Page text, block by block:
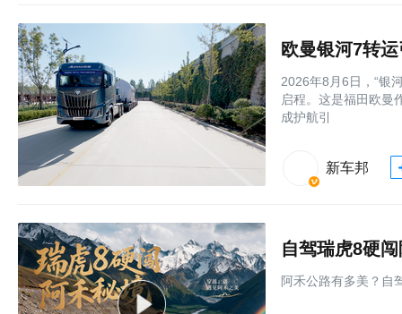
欧曼银河7转
2026年8月6日，“银
启程。这是福田欧曼
成护航引
新车邦
自驾瑞虎8硬
阿禾公路有多美？自